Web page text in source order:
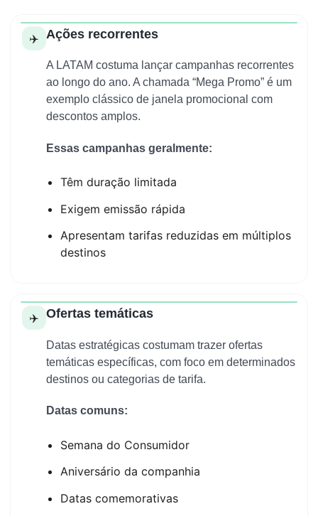
✈️ Ações recorrentes
A LATAM costuma lançar campanhas recorrentes
ao longo do ano. A chamada “Mega Promo” é um
exemplo clássico de janela promocional com
descontos amplos.
Essas campanhas geralmente:
Têm duração limitada
Exigem emissão rápida
Apresentam tarifas reduzidas em múltiplos
destinos
✈️ Ofertas temáticas
Datas estratégicas costumam trazer ofertas
temáticas específicas, com foco em determinados
destinos ou categorias de tarifa.
Datas comuns:
Semana do Consumidor
Aniversário da companhia
Datas comemorativas